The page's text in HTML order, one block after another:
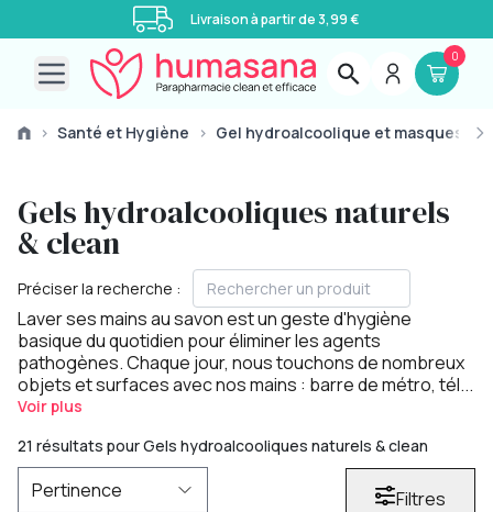
Livraison à partir de 3,99 €
Open main menu
0
› Santé et Hygiène › Gel hydroalcoolique et masques ›
Gels hydroalcooliques naturels
& clean
Préciser la recherche :
Laver ses mains au savon est un geste d'hygiène
basique du quotidien pour éliminer les agents
pathogènes. Chaque jour, nous touchons de nombreux
objets et surfaces avec nos mains : barre de métro, tél...
Voir plus
21 résultats pour Gels hydroalcooliques naturels & clean
Filtres